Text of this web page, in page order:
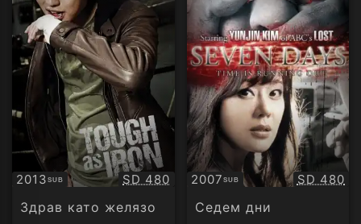
2013SUB
Субтитри Качество:
SD 480
Здрав като желязо
2007SUB
Субтитри SD 480
Седем дни